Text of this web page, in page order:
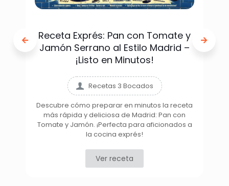
Receta Exprés: Pan con Tomate y
Jamón Serrano al Estilo Madrid –
¡Listo en Minutos!
Recetas 3 Bocados
Descubre cómo preparar en minutos la receta
más rápida y deliciosa de Madrid: Pan con
Tomate y Jamón. ¡Perfecta para aficionados a
la cocina exprés!
Ver receta